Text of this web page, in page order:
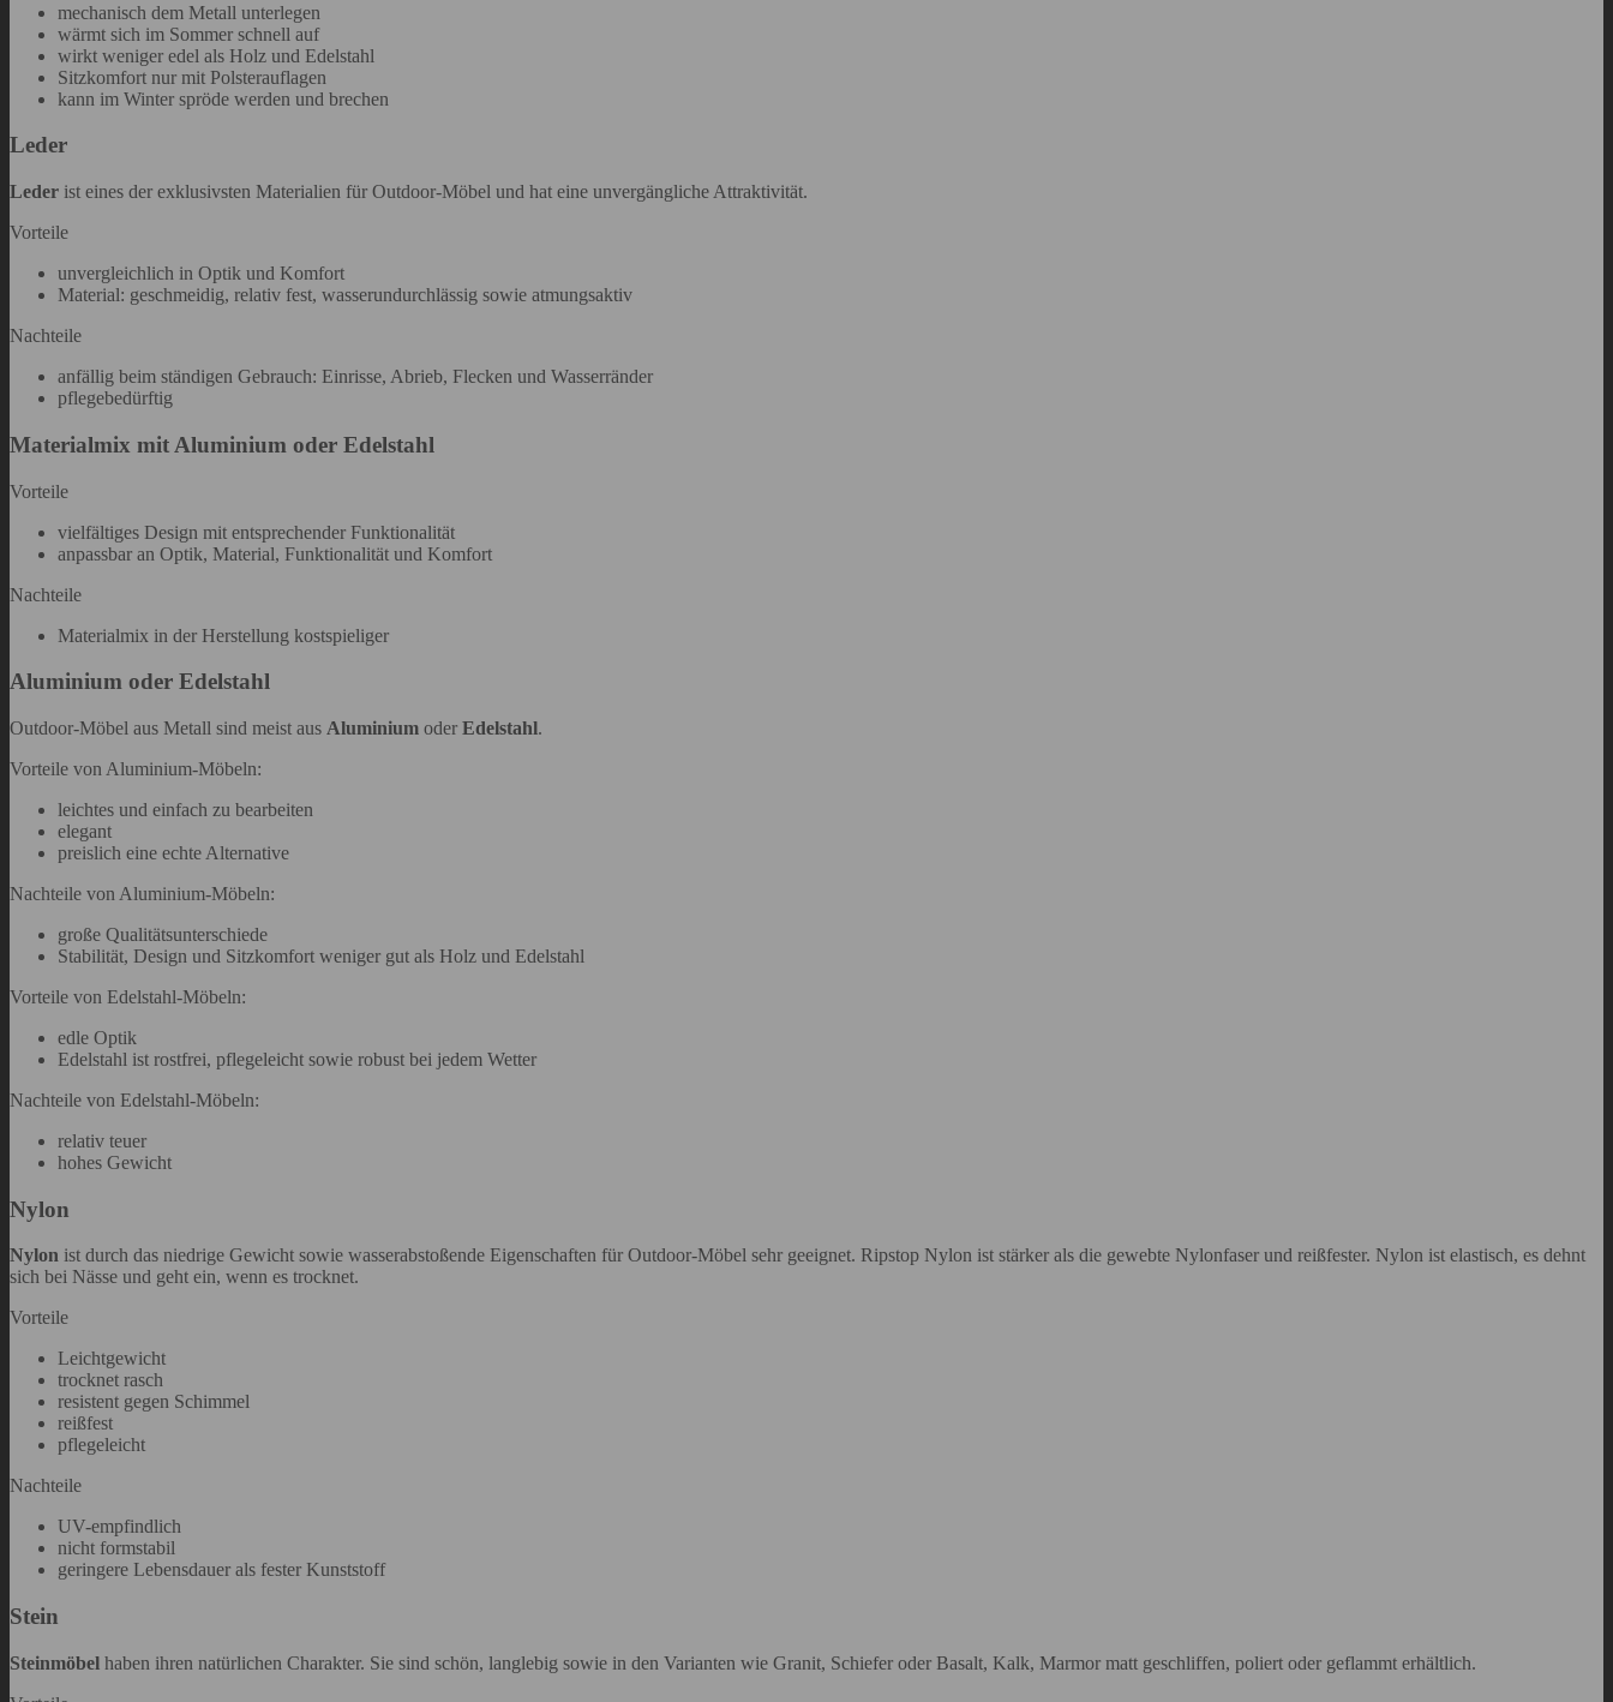
mechanisch dem Metall unterlegen
wärmt sich im Sommer schnell auf
wirkt weniger edel als Holz und Edelstahl
Sitzkomfort nur mit Polsterauflagen
kann im Winter spröde werden und brechen
Leder
Leder ist eines der exklusivsten Materialien für Outdoor-Möbel und hat eine unvergängliche Attraktivität.
Vorteile
unvergleichlich in Optik und Komfort
Material: geschmeidig, relativ fest, wasserundurchlässig sowie atmungsaktiv
Nachteile
anfällig beim ständigen Gebrauch: Einrisse, Abrieb, Flecken und Wasserränder
pflegebedürftig
Materialmix mit Aluminium oder Edelstahl
Vorteile
vielfältiges Design mit entsprechender Funktionalität
anpassbar an Optik, Material, Funktionalität und Komfort
Nachteile
Materialmix in der Herstellung kostspieliger
Aluminium oder Edelstahl
Outdoor-Möbel aus Metall sind meist aus Aluminium oder Edelstahl.
Vorteile von Aluminium-Möbeln:
leichtes und einfach zu bearbeiten
elegant
preislich eine echte Alternative
Nachteile von Aluminium-Möbeln:
große Qualitätsunterschiede
Stabilität, Design und Sitzkomfort weniger gut als Holz und Edelstahl
Vorteile von Edelstahl-Möbeln:
edle Optik
Edelstahl ist rostfrei, pflegeleicht sowie robust bei jedem Wetter
Nachteile von Edelstahl-Möbeln:
relativ teuer
hohes Gewicht
Nylon
Nylon ist durch das niedrige Gewicht sowie wasserabstoßende Eigenschaften für Outdoor-Möbel sehr geeignet. Ripstop Nylon ist stärker als die gewebte Nylonfaser und reißfester. Nylon ist elastisch, es dehnt
sich bei Nässe und geht ein, wenn es trocknet.
Vorteile
Leichtgewicht
trocknet rasch
resistent gegen Schimmel
reißfest
pflegeleicht
Nachteile
UV-empfindlich
nicht formstabil
geringere Lebensdauer als fester Kunststoff
Stein
Steinmöbel haben ihren natürlichen Charakter. Sie sind schön, langlebig sowie in den Varianten wie Granit, Schiefer oder Basalt, Kalk, Marmor matt geschliffen, poliert oder geflammt erhältlich.